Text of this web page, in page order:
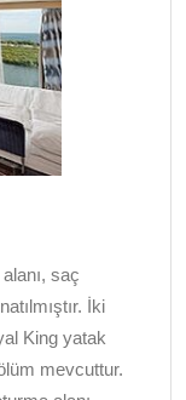
saç
İki
King yatak
mevcuttur.